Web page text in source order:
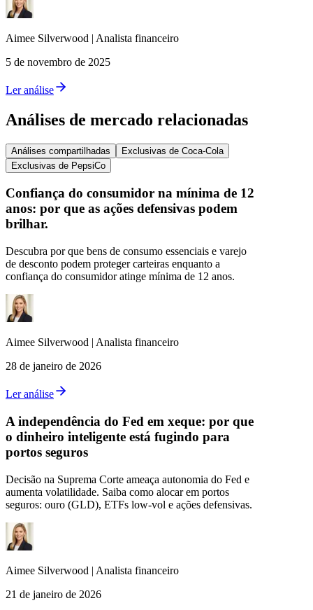
Aimee Silverwood | Analista financeiro
5 de novembro de 2025
Ler análise
Análises de mercado relacionadas
Análises compartilhadas
Exclusivas de Coca-Cola
Exclusivas de PepsiCo
Confiança do consumidor na mínima de 12
anos: por que as ações defensivas podem
brilhar.
Descubra por que bens de consumo essenciais e varejo
de desconto podem proteger carteiras enquanto a
confiança do consumidor atinge mínima de 12 anos.
Aimee Silverwood | Analista financeiro
28 de janeiro de 2026
Ler análise
A independência do Fed em xeque: por que
o dinheiro inteligente está fugindo para
portos seguros
Decisão na Suprema Corte ameaça autonomia do Fed e
aumenta volatilidade. Saiba como alocar em portos
seguros: ouro (GLD), ETFs low‑vol e ações defensivas.
Aimee Silverwood | Analista financeiro
21 de janeiro de 2026